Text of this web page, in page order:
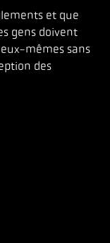
et que
gens doivent
mêmes sans
des